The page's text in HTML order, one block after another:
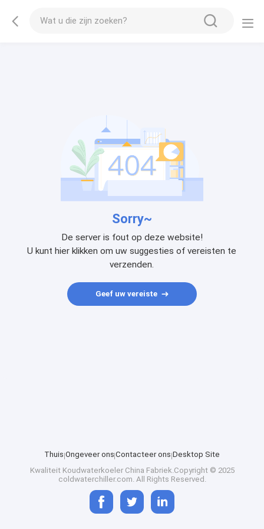
Sorry~
De server is fout op deze website!
U kunt hier klikken om uw suggesties of vereisten te
verzenden.
Geef uw vereiste
Thuis Ongeveer ons Contacteer ons Desktop Site
Kwaliteit KoudwaterkoelerChina Fabriek.Copyright © 2025
coldwaterchiller.com. All Rights Reserved.